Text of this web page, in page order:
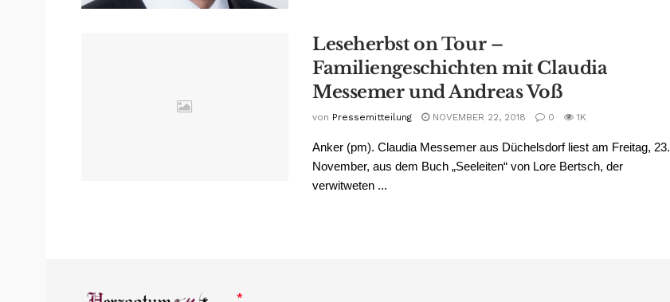
Leseherbst on Tour –
Familiengeschichten mit Claudia
Messemer und Andreas Voß
von Pressemitteilung NOVEMBER 22, 2018 0 1K
Anker (pm). Claudia Messemer aus Düchelsdorf liest am Freitag, 23.
November, aus dem Buch „Seeleiten“ von Lore Bertsch, der
verwitweten ...
*